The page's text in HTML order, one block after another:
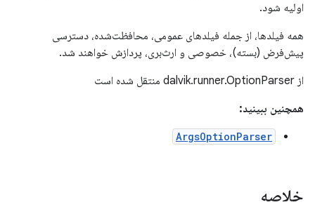
اولیه شود.
همه فیلدها، از جمله فیلدهای عمومی، محافظت‌شده، دسترسی
پیش‌فرض (بسته)، خصوصی و ارث‌بری، پردازش خواهند شد.
از dalvik.runner.OptionParser منتقل شده است
همچنین ببینید:
ArgsOptionParser
خلاصه